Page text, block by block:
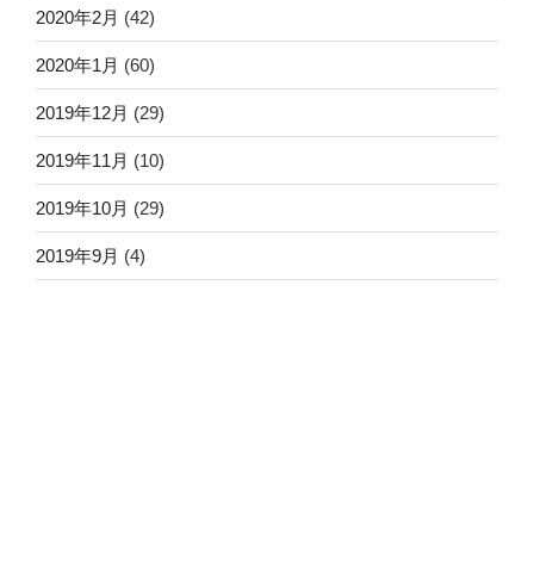
2020年2月 (42)
2020年1月 (60)
2019年12月 (29)
2019年11月 (10)
2019年10月 (29)
2019年9月 (4)